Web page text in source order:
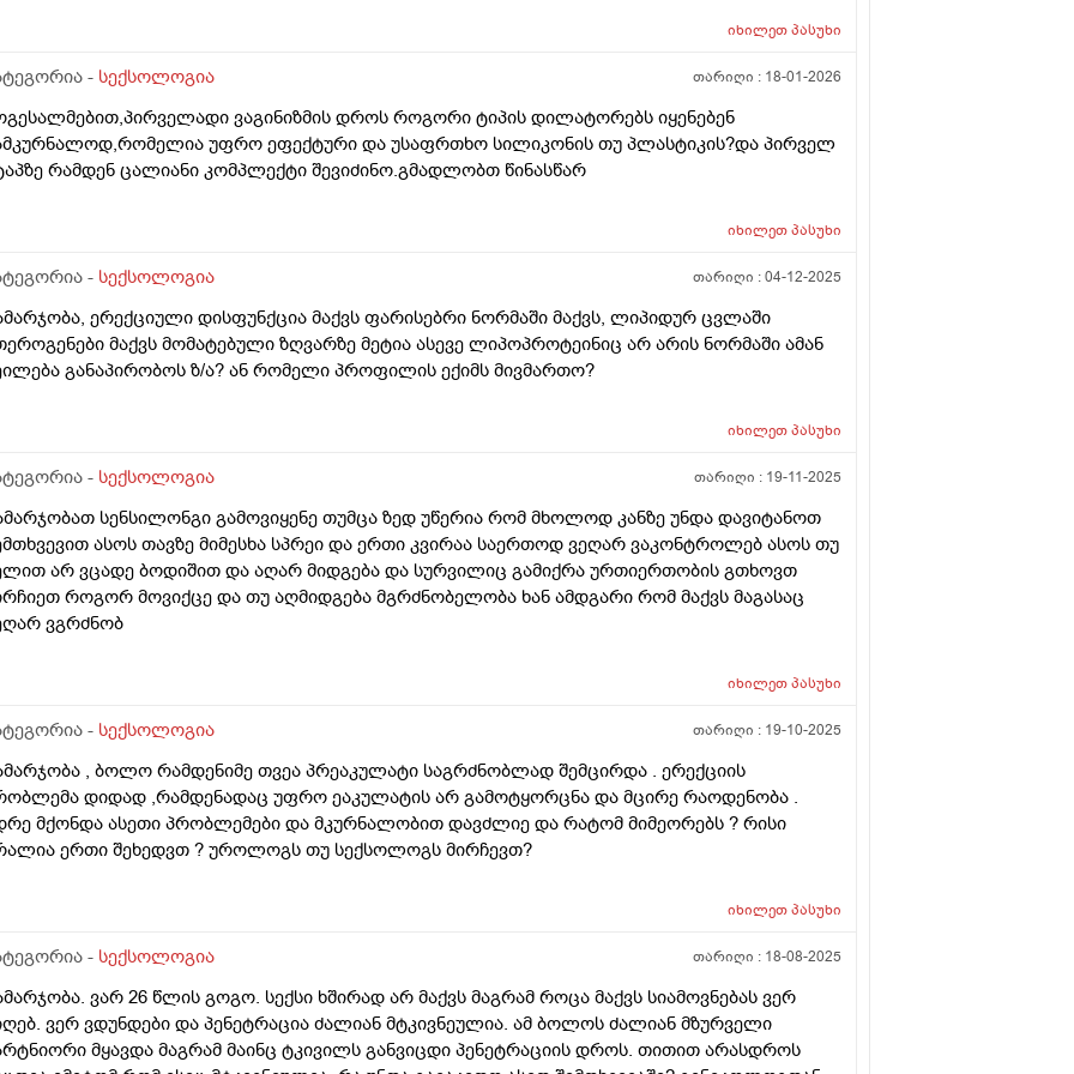
იხილეთპასუხი
- სექსოლოგია თარიღი : 18-01-2026
ვაგინიზმის დროს როგორი ტიპის დილატორებს იყენებენ
უფრო ეფექტური და უსაფრთხო სილიკონის თუ პლასტიკის?და პირველ
რამდენ ცალიანი კომპლექტი შევიძინო.გმადლობთ წინასწარ
იხილეთპასუხი
- სექსოლოგია თარიღი :04-12-2025
ერექციული დისფუნქცია მაქვს ფარისებრი ნორმაში მაქვს, ლიპიდურ ცვლაში
მაქვს მომატებული ზღვარზე მეტია ასევე ლიპოპროტეინიც არ არის ნორმაში ამან
განაპირობოს ზ/ა? ან რომელი პროფილის ექიმს მივმართო?
იხილეთპასუხი
- სექსოლოგია თარიღი : 19-11-2025
სენსილონგი გამოვიყენე თუმცა ზედ უწერია რომ მხოლოდ კანზე უნდა დავიტანოთ
ასოს თავზე მიმესხა სპრეი და ერთი კვირაა საერთოდ ვეღარ ვაკონტროლებ ასოს თუ
არ ვცადე ბოდიშით და აღარ მიდგება და სურვილიც გამიქრა ურთიერთობის გთხოვთ
როგორ მოვიქცე და თუ აღმიდგება მგრძნობელობა ხან ამდგარი რომ მაქვს მაგასაც
ვგრძნობ
იხილეთპასუხი
- სექსოლოგია თარიღი : 19-10-2025
, ბოლო რამდენიმე თვეა პრეაკულატი საგრძნობლად შემცირდა . ერექციის
დიდად ,რამდენადაც უფრო ეაკულატის არ გამოტყორცნა და მცირე რაოდენობა .
მქონდა ასეთი პრობლემები და მკურნალობით დავძლიე და რატომ მიმეორებს ? რისი
ერთი შეხედვთ ? უროლოგს თუ სექსოლოგს მირჩევთ?
იხილეთპასუხი
- სექსოლოგია თარიღი : 18-08-2025
ვარ 26 წლის გოგო. სექსი ხშირად არ მაქვს მაგრამ როცა მაქვს სიამოვნებას ვერ
ვერ ვდუნდები და პენეტრაცია ძალიან მტკივნეულია. ამ ბოლოს ძალიან მზურველი
მყავდა მაგრამ მაინც ტკივილს განვიცდი პენეტრაციის დროს. თითით არასდროს